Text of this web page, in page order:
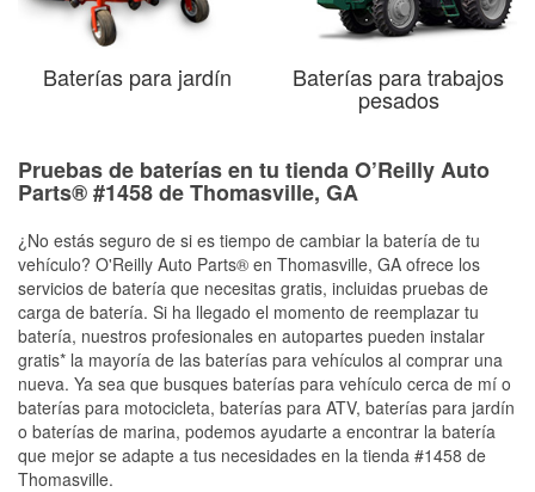
Baterías para jardín Baterías para trabajos
pesados
Pruebas de baterías en tu tienda O’Reilly Auto
Parts® #1458 de Thomasville, GA
¿No estás seguro de si es tiempo de cambiar la batería de tu
vehículo? O'Reilly Auto Parts® en Thomasville, GA ofrece los
servicios de batería que necesitas gratis, incluidas pruebas de
carga de batería. Si ha llegado el momento de reemplazar tu
batería, nuestros profesionales en autopartes pueden instalar
gratis* la mayoría de las baterías para vehículos al comprar una
nueva. Ya sea que busques baterías para vehículo cerca de mí o
baterías para motocicleta, baterías para ATV, baterías para jardín
o baterías de marina, podemos ayudarte a encontrar la batería
que mejor se adapte a tus necesidades en la tienda #1458 de
Thomasville.